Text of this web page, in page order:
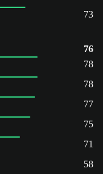
73
76
78
78
77
75
71
58